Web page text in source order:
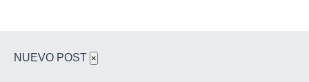
NUEVO POST ×